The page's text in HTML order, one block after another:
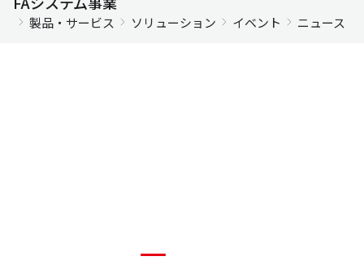
製品・サービス ソリューション イベント ニュース